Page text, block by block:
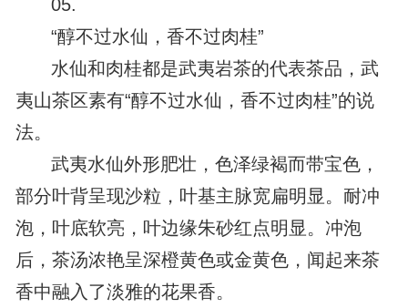
05.
“醇不过水仙，香不过肉桂”
水仙和肉桂都是武夷岩茶的代表茶品，武
夷山茶区素有“醇不过水仙，香不过肉桂”的说
法。
武夷水仙外形肥壮，色泽绿褐而带宝色，
部分叶背呈现沙粒，叶基主脉宽扁明显。耐冲
泡，叶底软亮，叶边缘朱砂红点明显。冲泡
后，茶汤浓艳呈深橙黄色或金黄色，闻起来茶
香中融入了淡雅的花果香。